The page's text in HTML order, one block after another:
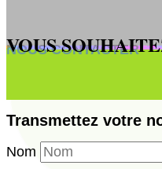
NOUS CONTACTER
VOUS
Transmettez votre
Nom